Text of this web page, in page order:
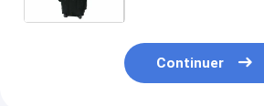
Continuer